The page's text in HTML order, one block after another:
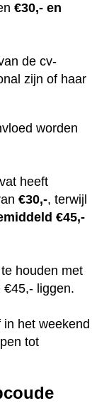
€30,- en
de cv-
zijn of haar
worden
heeft
€30,-, terwijl
€45,-
houden met
liggen.
het weekend
tot